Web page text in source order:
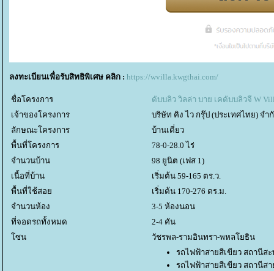
ลงทะเบียนเพื่อรับสิทธิพิเศษ คลิก : https://wvilla.kwgthai.com/
ชื่อโครงการ
ดับบลิว วิลล่า บาย เคดับบลิวจี W
เจ้าของโครงการ
บริษัท คิง ไว กรุ๊ป (ประเทศไทย) จ
ลักษณะโครงการ
บ้านเดี่ยว
พื้นที่โครงการ
78-0-28.0 ไร่
จำนวนบ้าน
98 ยูนิต (เฟส 1)
เนื้อที่บ้าน
เริ่มต้น 59-165 ตร.ว.
พื้นที่ใช้สอ
เริ่มต้น 170-276 ตร.ม.
จำนวนห้อง
3-5 ห้องนอน
ที่จอดรถทั้งหมด
2-4 คัน
ซน
วัชรพล-รามอินทรา-พหลโยธิน
รถไฟฟ้าสายสีเขียว สถานีส
รถไฟฟ้าสายสีเขียว สถานีส